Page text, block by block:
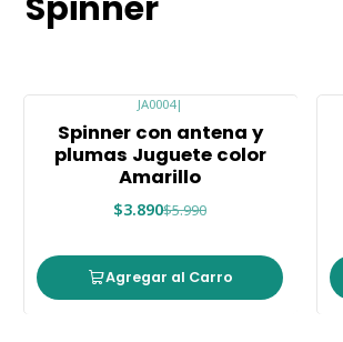
JA0004|
Spinner con antena y
plumas Juguete color
Amarillo
$3.890$5.990
Agregar al Carro